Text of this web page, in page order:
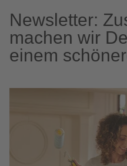
Newsletter:
machen wir
einem